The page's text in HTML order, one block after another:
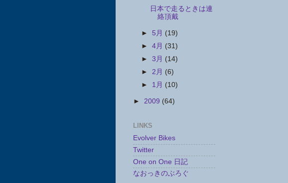
日本で走るときは連
絡頂戴
► 5月 (19)
►4月 (31)
►3月 (14)
► 2月 (6)
► 1月 (10)
► 2009 (64)
LINKS
Evolver Bikes
Twitter
One on One 日記
なおっきのぶろぐ